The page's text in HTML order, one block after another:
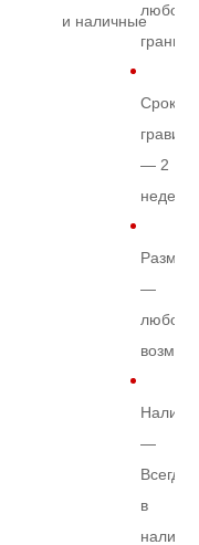
и наличные
любом
граните
Срок
— 2
недели
Размер
—
любой
—
Всегда
в